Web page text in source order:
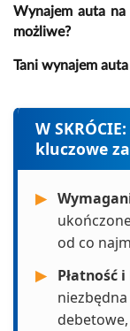
Wynajem auta
możliwe?
Tani wynajem
W
kluczowe
▶
od co
▶
Płatność